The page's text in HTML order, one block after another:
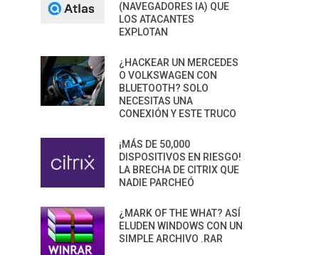
(NAVEGADORES IA) QUE
LOS ATACANTES
EXPLOTAN
¿HACKEAR UN MERCEDES
O VOLKSWAGEN CON
BLUETOOTH? SOLO
NECESITAS UNA
CONEXIÓN Y ESTE TRUCO
¡MÁS DE 50,000
DISPOSITIVOS EN RIESGO!
LA BRECHA DE CITRIX QUE
NADIE PARCHEÓ
¿MARK OF THE WHAT? ASÍ
ELUDEN WINDOWS CON UN
SIMPLE ARCHIVO .RAR